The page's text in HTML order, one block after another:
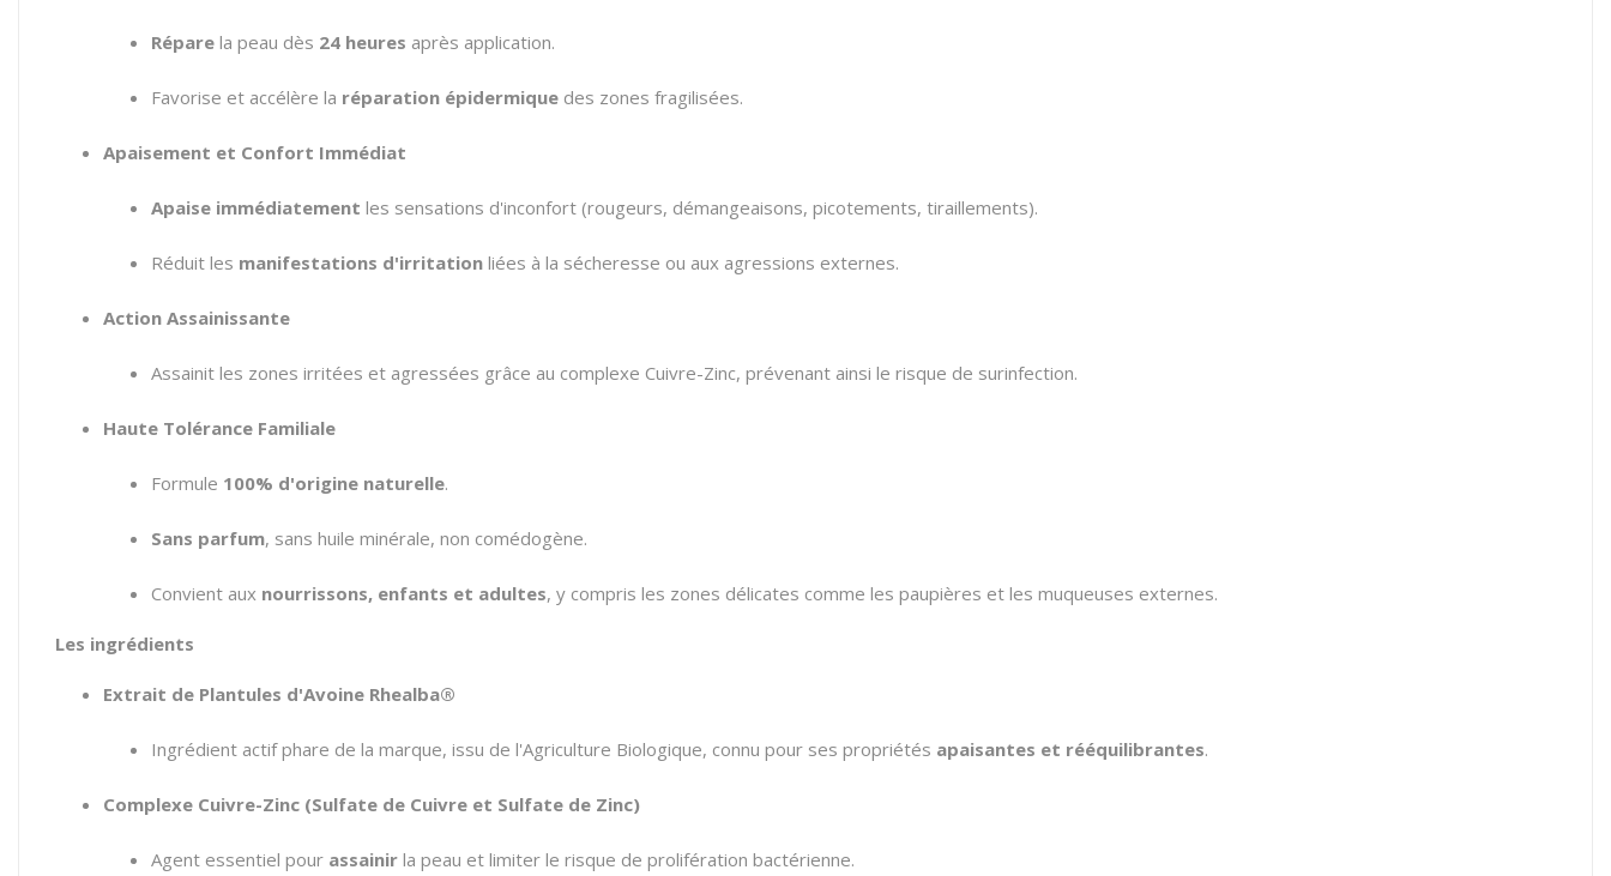
Répare la peau dès 24 heures après application.
Favorise et accélère la réparation épidermique des zones fragilisées.
Apaisement et Confort Immédiat
Apaise immédiatement les sensations d'inconfort (rougeurs, démangeaisons, picotements, tiraillements).
Réduit les manifestations d'irritation liées à la sécheresse ou aux agressions externes.
Action Assainissante
Assainit les zones irritées et agressées grâce au complexe Cuivre-Zinc, prévenant ainsi le risque de surinfection.
Haute Tolérance Familiale
Formule 100% d'origine naturelle.
Sans parfum, sans huile minérale, non comédogène.
Convient aux nourrissons, enfants et adultes, y compris les zones délicates comme les paupières et les muqueuses externes.
Les ingrédients
Extrait de Plantules d'Avoine Rhealba®
Ingrédient actif phare de la marque, issu de l'Agriculture Biologique, connu pour ses propriétés apaisantes et rééquilibrantes.
Complexe Cuivre-Zinc (Sulfate de Cuivre et Sulfate de Zinc)
Agent essentiel pour assainir la peau et limiter le risque de prolifération bactérienne.